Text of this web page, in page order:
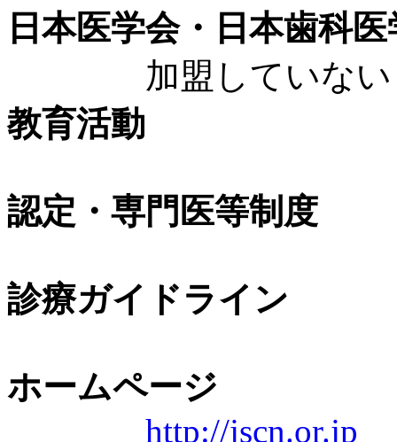
日本医学会・日本歯科
加盟していない
教育活動
認定・専門医等制度
診療ガイドライン
ホームページ
http://jscn.or.jp